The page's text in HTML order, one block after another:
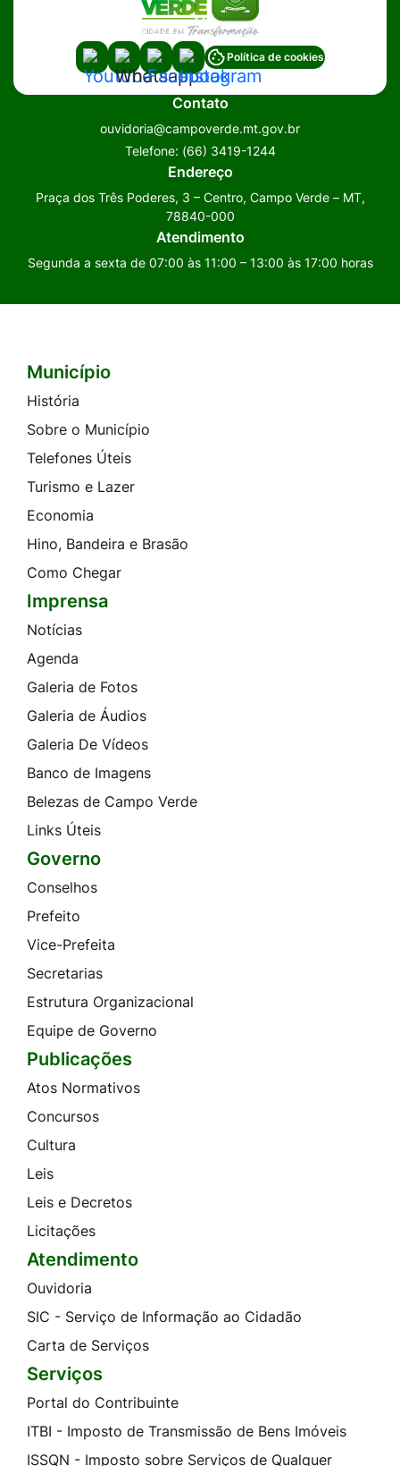
Acessar
a
Social
Acessar
a
Social
Whatsapp
Acessar
a
Rede
Social
Facebook
Acessar
a
Rede
Social
Instagram
Política de cookies
Contato
ouvidoria@campoverde.mt.gov.br
Telefone: (66) 3419-1244
Endereço
Praça dos Três Poderes, 3 – Centro, Campo Verde – MT,
78840-000
Atendimento
Segunda a sexta de 07:00 às 11:00 – 13:00 às 17:00 horas
Seção do Rodapé e Contato
Município
História
Sobre o Município
Telefones Úteis
Turismo e Lazer
Economia
Hino, Bandeira e Brasão
Como Chegar
Imprensa
Notícias
Agenda
Galeria de Fotos
Galeria de Áudios
Galeria De Vídeos
Banco de Imagens
Belezas de Campo Verde
Links Úteis
Governo
Conselhos
Prefeito
Vice-Prefeita
Secretarias
Estrutura Organizacional
Equipe de Governo
Publicações
Atos Normativos
Concursos
Cultura
Leis
Leis e Decretos
Licitações
Atendimento
Ouvidoria
SIC - Serviço de Informação ao Cidadão
Carta de Serviços
Serviços
Portal do Contribuinte
ITBI - Imposto de Transmissão de Bens Imóveis
ISSQN - Imposto sobre Serviços de Qualquer